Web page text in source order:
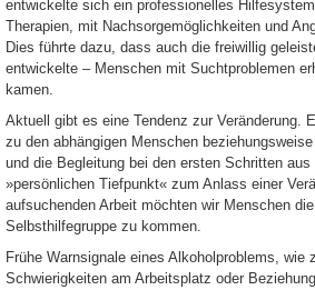
entwickelte sich ein professionelles
Therapien, mit Nachsorgemöglichkeiten und
Dies führte dazu, dass auch die freiwillig
entwickelte – Menschen mit Suchtproblemen
kamen.
Aktuell gibt es eine Tendenz zur Veränderung.
zu den abhängigen Menschen
und die Begleitung bei den ersten Schritten
»persönlichen Tiefpunkt« zum Anlass einer
aufsuchenden Arbeit möchten wir Menschen
Selbsthilfegruppe zu kommen.
Frühe Warnsignale eines Alkoholproblems,
Schwierigkeiten am Arbeitsplatz oder